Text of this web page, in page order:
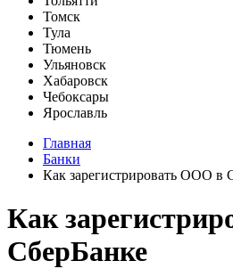
Томск
Тула
Тюмень
Ульяновск
Хабаровск
Чебоксары
Ярославль
Главная
Банки
Как зарегистрировать ООО в
Как
СберБанке